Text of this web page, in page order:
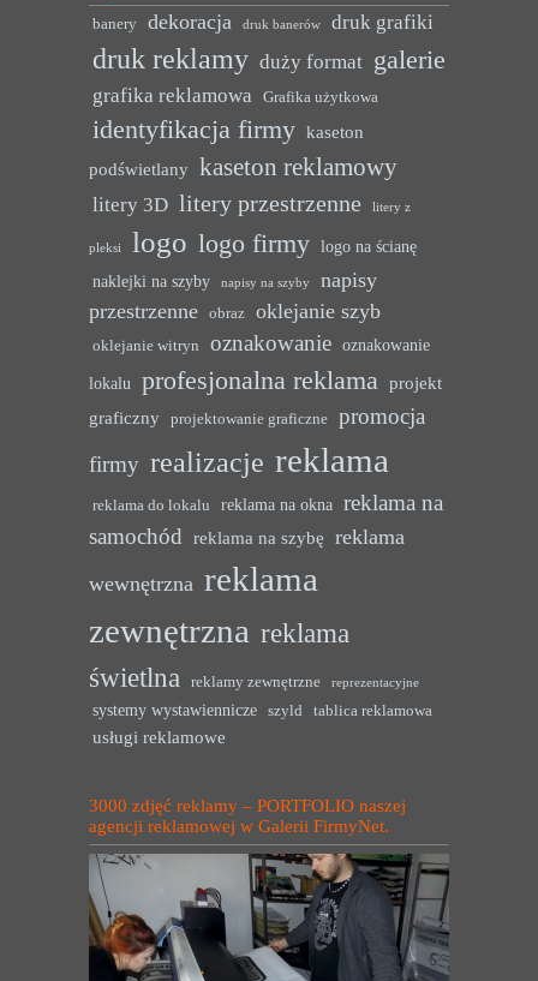
banery dekoracja druk banerów druk grafiki
druk reklamy duży format galerie
grafika reklamowa Grafika użytkowa
identyfikacja firmy kaseton
podświetlany kaseton reklamowy
litery 3D litery przestrzenne litery z
pleksi logo logo firmy logo na ścianę
naklejki na szyby
napisy na szyby
napisy
przestrzenne
obraz oklejanie szyb
oklejanie witryn oznakowanie oznakowanie
lokalu profesjonalna reklama projekt
graficzny
projektowanie graficzne
promocja
firmy realizacje reklama
reklama do lokalu reklama na okna reklama na
samochód reklama na szybę reklama
wewnętrzna reklama
zewnętrzna reklama
świetlna
reklamy zewnętrzne reprezentacyjne
systemy wystawiennicze szyld tablica reklamowa
usługi reklamowe
3000 zdjęć reklamy – PORTFOLIO naszej
agencji reklamowej w Galerii FirmyNet.